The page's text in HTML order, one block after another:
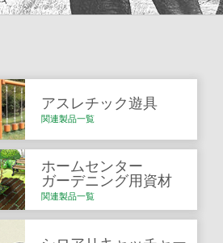
アスレチック遊具
関連製品一覧
ホームセンター
ガーデニング用資材
関連製品一覧